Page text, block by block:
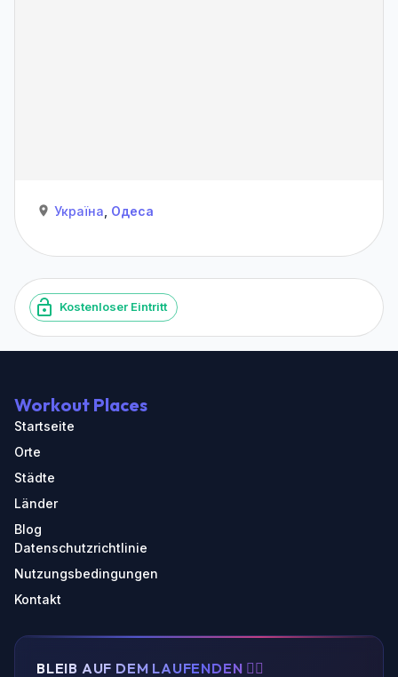
Україна Одеса
Kostenloser Eintritt
Workout Places
Startseite
Orte
Städte
Länder
Blog
Datenschutzrichtlinie
Nutzungsbedingungen
Kontakt
BLEIB AUF DEM LAUFENDEN 🏃‍♂️